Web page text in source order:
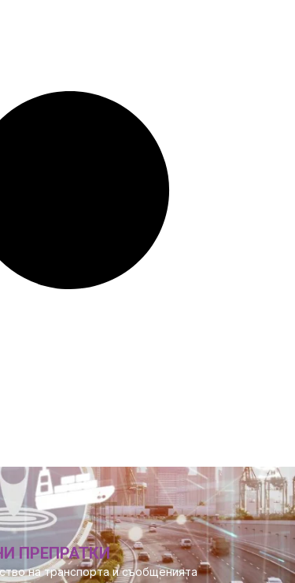
ПРЕПРАТКИ
на транспорта и съобщенията